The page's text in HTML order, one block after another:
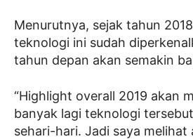
Menurutnya, sejak tahun
teknologi ini sudah
tahun depan akan semakin
“Highlight overall 2019 akan
banyak lagi teknologi
sehari-hari. Jadi saya melihat